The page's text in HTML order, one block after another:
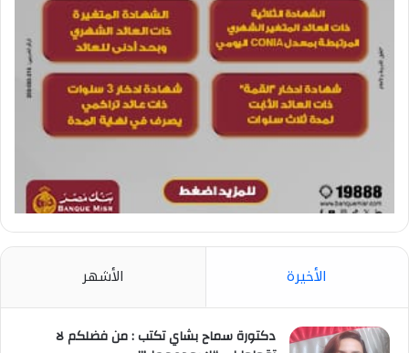
الأخيرة الأشهر
دكتورة سماح بشاي تكتب : من فضلكم لا